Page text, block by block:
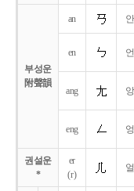
부성운
附聲韻
an 안
en 언
ang 앙
eng 엉
권설운
*
er
(r)
얼